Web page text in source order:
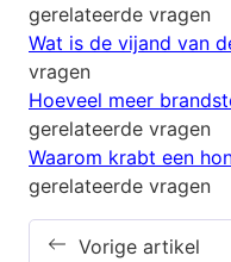
gerelateerde vragen
Wat is de vijand van
vragen
Hoeveel meer
gerelateerde vragen
Waarom krabt een
gerelateerde vragen
Vorige artikel